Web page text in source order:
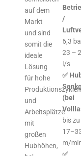
auf dem
Markt
und sind
somit die
ideale
Lösung
für hohe
Produktionszyklen
und
Arbeitsplätze
mit
großen
Hubhöhen,
/
6,3
23 –
l/s
✅
(bei
bis zu
m/
✅